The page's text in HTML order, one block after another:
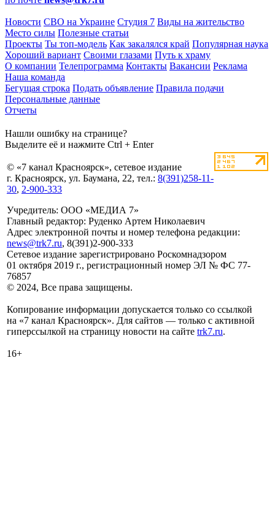
Новости СВО на Украине Студия 7 Виды на жительство
Место силы Полезные статьи
Проекты Ты топ-модель Как закалялся край Популярная наука
Хороший вариант Своими глазами Путь к храму
О компании Телепрограмма Контакты Вакансии Реклама
Наша команда
Бегущая строка Подать объявление Правила подачи
Персональные данные
Отчеты
Нашли ошибку на странице?
Выделите её и нажмите Ctrl + Enter
© «7 канал Красноярск», сетевое издание
г. Красноярск, ул. Баумана, 22, тел.: 8(391)258-11-
30, 2-900-333
Учредитель: ООО «МЕДИА 7»
Главный редактор: Руденко Артем Николаевич
Адрес электронной почты и номер телефона редакции:
news@trk7.ru, 8(391)2-900-333
Сетевое издание зарегистрировано Роскомнадзором
01 октября 2019 г., регистрационный номер ЭЛ № ФС 77-
76857
© 2024, Все права защищены.
Копирование информации допускается только со ссылкой
на «7 канал Красноярск». Для сайтов — только с активной
гиперссылкой на страницу новости на сайте trk7.ru.
16+